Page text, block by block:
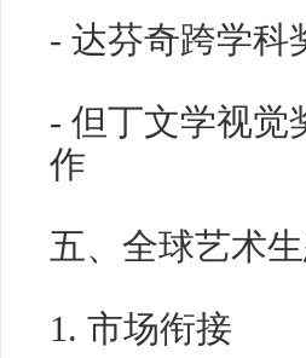
- 达芬奇跨学科
- 但丁文学视觉
作
五、全球艺术
1. 市场衔接